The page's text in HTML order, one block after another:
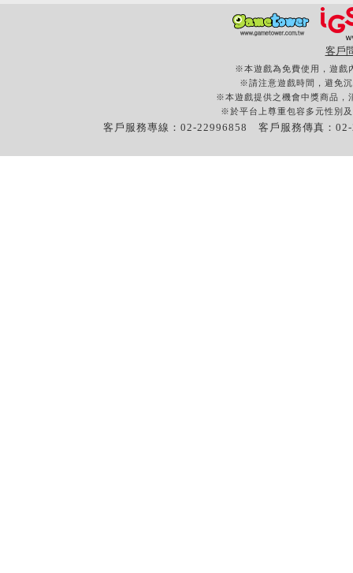
客戶
※本遊戲為免費使用，遊戲
※請注意遊戲時間，避免
※本遊戲提供之機會中獎商品，
※於平台上尊重包容多元性別
客戶服務專線：02-22996858 客戶服務傳真：